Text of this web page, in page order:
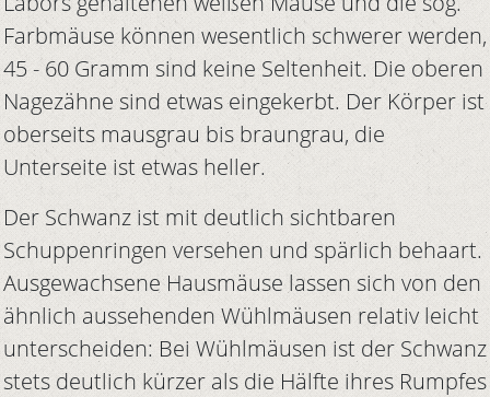
Farbmäuse können wesentlich schwerer werden,
45 - 60 Gramm sind keine Seltenheit. Die oberen
Nagezähne sind etwas eingekerbt. Der Körper ist
oberseits mausgrau bis braungrau, die
Unterseite ist etwas heller.
Der Schwanz ist mit deutlich sichtbaren
Schuppenringen versehen und spärlich behaart.
Ausgewachsene Hausmäuse lassen sich von den
ähnlich aussehenden Wühlmäusen relativ leicht
unterscheiden: Bei Wühlmäusen ist der Schwanz
stets deutlich kürzer als die Hälfte ihres Rumpfes